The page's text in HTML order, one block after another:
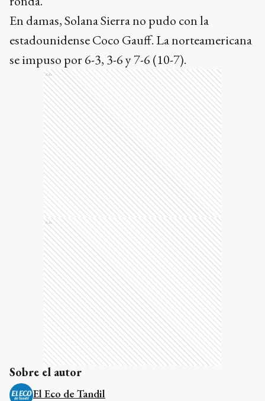
En damas, Solana Sierra no pudo con la
estadounidense Coco Gauff. La norteamericana
se impuso por 6-3, 3-6 y 7-6 (10-7).
Ads
Ads
Sobre el autor
El Eco de Tandil